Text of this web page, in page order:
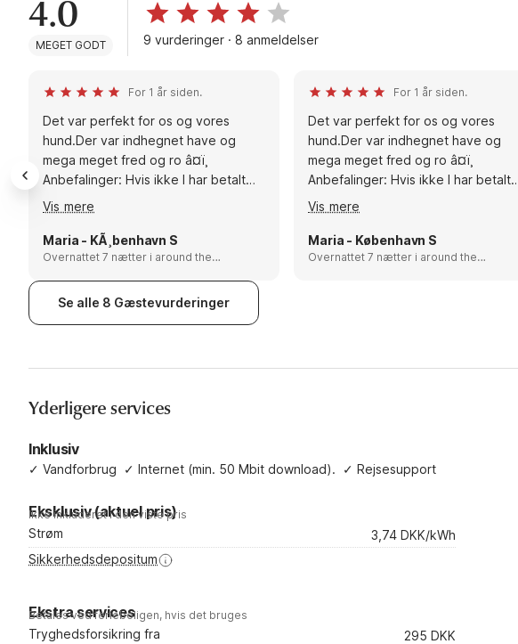
4.0
MEGET GODT 9 vurderinger · 8 anmeldelser
For 1 år siden.
Det var perfekt for os og vores
hund.Der var indhegnet have og
mega meget fred og ro â¤ï¸
Anbefalinger: Hvis ikke I har betalt
for rengÃ¸ringen og vil gÃ¸re det
selv, sÃ¥ husk moppe og spand, det
var der ikke noget af, men heldigvis
havde vi selv
Vis mere
Maria - KÃ¸benhavn S
Overnattet 7 nætter i around the
For 1 år siden.
Det var perfekt for os og vores
hund.Der var indhegnet have og
mega meget fred og ro â¤ï¸
Anbefalinger: Hvis ikke I har betalt
for rengøringen og vil gøre det selv,
så husk moppe og spand, det var
der ikke noget af, men heldigvis
havde vi selv
Vis mere
Maria - København S
Overnattet 7 nætter i around the
Se alle 8 Gæstevurderinger
Yderligere services
Inklusiv
✓ Vandforbrug ✓ Internet (min. 50 Mbit download). ✓ Rejsesupport
Eksklusiv (aktuel pris)
Ikke inkluderet i den viste pris
Strøm
3,74 DKK/kWh
Sikkerhedsdepositum
Ekstra services
Betales ved ferieboligen, hvis det bruges
Tryghedsforsikring fra
295 DKK